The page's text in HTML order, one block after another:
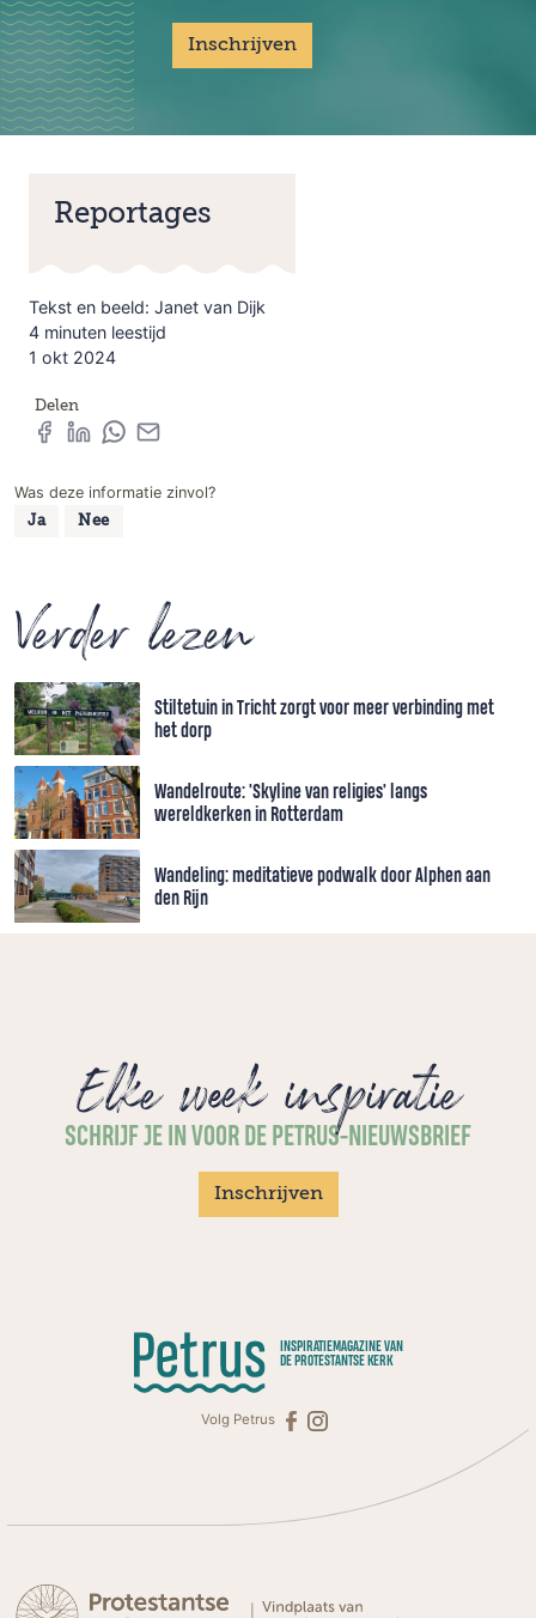
Inschrijven
Reportages
Tekst en beeld: Janet van Dijk
4 minuten leestijd
1 okt 2024
Delen
Was deze informatie zinvol?
Ja Nee
Verder lezen
Stiltetuin in Tricht zorgt voor meer verbinding met
het dorp
Wandelroute: 'Skyline van religies' langs
wereldkerken in Rotterdam
Wandeling: meditatieve podwalk door Alphen aan
den Rijn
Elke week inspiratie
SCHRIJF JE IN VOOR DE PETRUS-NIEUWSBRIEF
Inschrijven
INSPIRATIEMAGAZINE VAN
DE PROTESTANTSE KERK
Volg Petrus